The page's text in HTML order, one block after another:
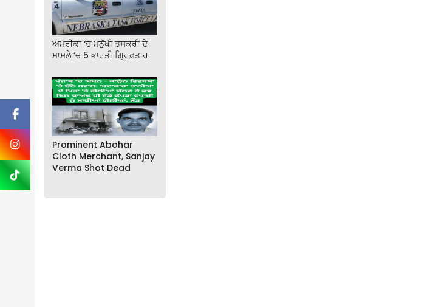
ਅਮਰੀਕਾ ‘ਚ ਮਨੁੱਖੀ ਤਸਕਰੀ ਦੇ
ਮਾਮਲੇ ‘ਚ 5 ਭਾਰਤੀ ਗ੍ਰਿਫ਼ਤਾਰ
Prominent Abohar
Cloth Merchant, Sanjay
Verma Shot Dead